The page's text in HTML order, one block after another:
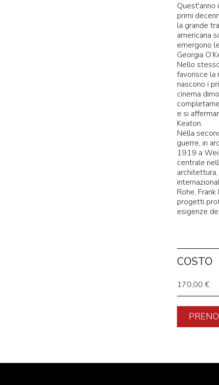
Quest'anno
primi
la grande
americana
emergono
Georgia
Nello
favorisce la
nascono i
cinema
e si
Keaton.
Nella
guerre, in
1919 a
centrale
Rohe,
progetti
esigenze
COSTO
170,00 €